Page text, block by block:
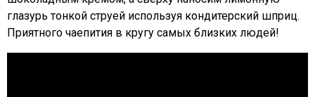
глазурь тонкой струей используя кондитерский шприц.
Приятного чаепития в кругу самых близких людей!